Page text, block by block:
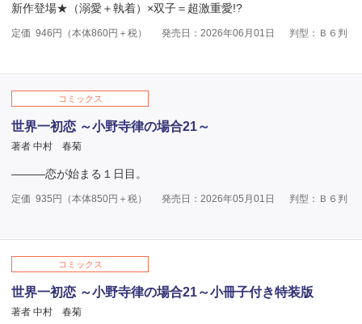
新作登場★（溺愛＋執着）×双子＝超激重愛!?
定価 946 円（本体860円＋税） 発売日：2026年06月01日 判型：Ｂ６判
コミックス
世界一初恋 ～小野寺律の場合21～
著者 中村 春菊
―――恋が始まる１日目。
定価 935 円（本体850円＋税） 発売日：2026年05月01日 判型：Ｂ６判
コミックス
世界一初恋 ～小野寺律の場合21～小冊子付き特装版
著者 中村 春菊